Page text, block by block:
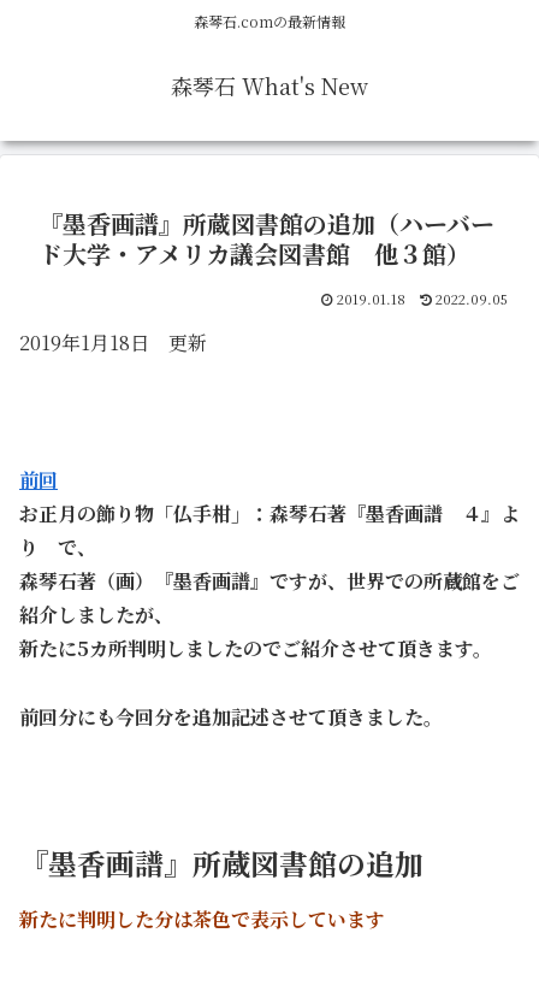
森琴石.comの最新情報
森琴石 What's New
『墨香画譜』所蔵図書館の追加（ハーバー
ド大学・アメリカ議会図書館 他３館）
2019.01.18 2022.09.05
2019年1月18日 更新
前回
お正月の飾り物「仏手柑」：森琴石著『墨香画譜 ４』よ
り で、
森琴石著（画）『墨香画譜』ですが、世界での所蔵館をご
紹介しましたが、
新たに5カ所判明しましたのでご紹介させて頂きます。
前回分にも今回分を追加記述させて頂きました。
『墨香画譜』所蔵図書館の追加
新たに判明した分は茶色で表示しています